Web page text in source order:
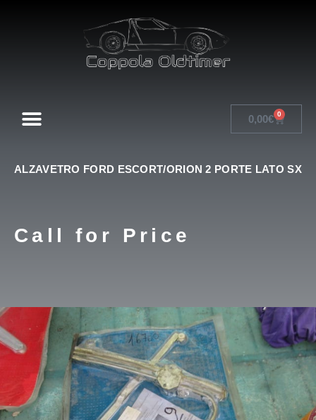
0,00€ 0
ALZAVETRO FORD ESCORT/ORION 2 PORTE LATO SX
Call for Price